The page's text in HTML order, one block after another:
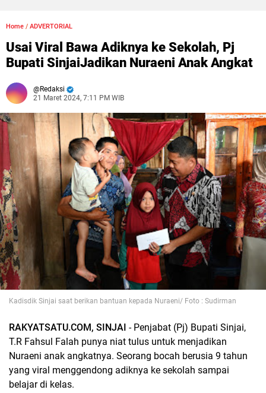
Home / ADVERTORIAL
Usai Viral Bawa Adiknya ke Sekolah, Pj
Bupati SinjaiJadikan Nuraeni Anak Angkat
Redaksi
21 Maret 2024, 7:11 PM WIB
Kadisdik Sinjai saat berikan bantuan kepada Nuraeni/ Foto : Sudirman
RAKYATSATU.COM, SINJAI - Penjabat (Pj) Bupati Sinjai,
T.R Fahsul Falah punya niat tulus untuk menjadikan
Nuraeni anak angkatnya. Seorang bocah berusia 9 tahun
yang viral menggendong adiknya ke sekolah sampai
belajar di kelas.